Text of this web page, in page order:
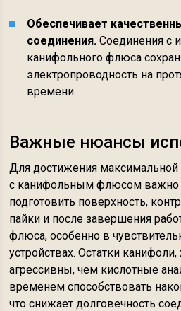
Обеспечивает
соединения. Соединения с
канифольного флюса
электропроводность на
времени.
Важные нюансы
Для достижения максимальной
с канифольным флюсом важно
подготовить поверхность,
пайки и после завершения
флюса, особенно в
устройствах. Остатки
агрессивны, чем кислотные
временем способствовать
что снижает долговечность